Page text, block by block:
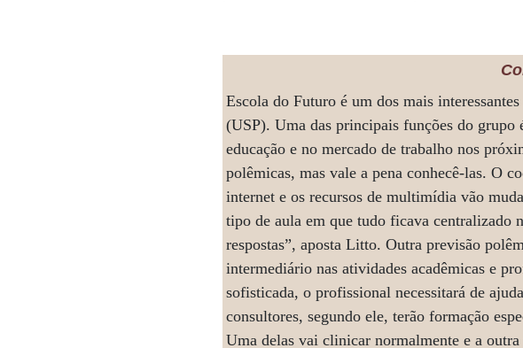
Escola do Futuro é um dos mais
(USP). Uma das principais funções do grupo
educação e no mercado de trabalho nos
polêmicas, mas vale a pena conhecê-las. O
internet e os recursos de multimídia vão
tipo de aula em que tudo ficava centralizado
respostas”, aposta Litto. Outra previsão
intermediário nas atividades acadêmicas e
sofisticada, o profissional necessitará de
consultores, segundo ele, terão formação
Uma delas vai clinicar normalmente e a